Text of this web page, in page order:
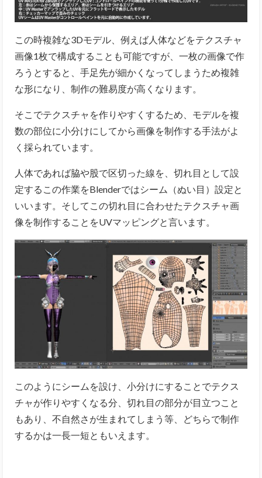
この時複雑な3Dモデル、例えば人体などをテクスチャ
画像1枚で構成することも可能ですが、 一枚の画像で作
ろうとすると、手足先が細かくなってしまうため複雑
な形になり、制作の難易度が高くなります。
そこでテクスチャを作りやすくするため、モデルを複
数の部位に小分けにしてから画像を制作する手法がよ
く採られています。
人体であれば脇や股で区切った線を、切れ目として設
定するこの作業をBlenderではシーム（ぬい目）設定と
いいます。そしてこの切れ目に合わせたテクスチャ画
像を制作することをUVマッピングと言います。
このようにシームを設け、小分けにすることでテクス
チャが作りやすくなる分、切れ目の部分が目立つこと
もあり、不自然さが生まれてしまう等、どちらで制作
するかは一長一短ともいえます。